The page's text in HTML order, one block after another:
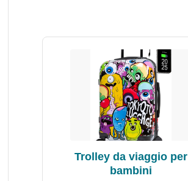
Trolley da viaggio per
bambini